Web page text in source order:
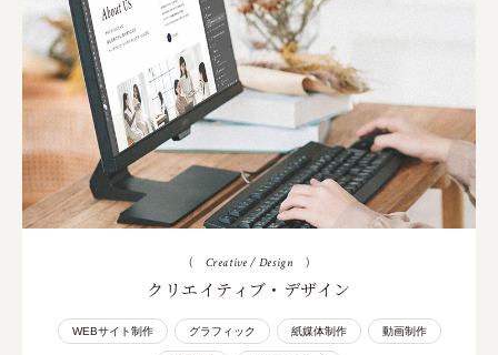
( Creative / Design )
クリエイティブ・デザイン
WEBサイト制作 グラフィック 紙媒体制作 動画制作